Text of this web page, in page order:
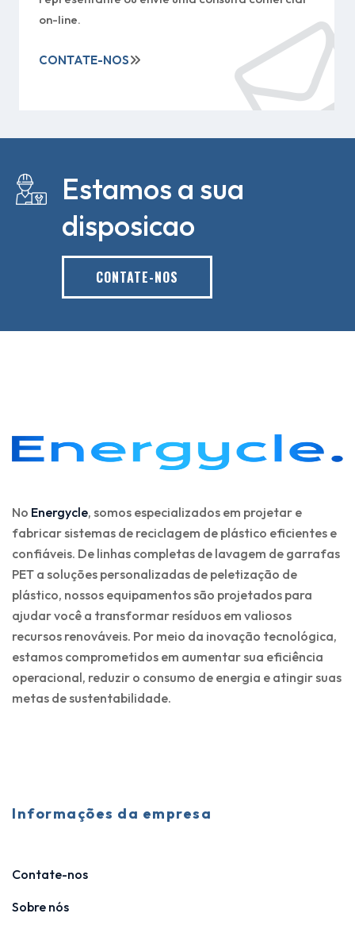
on-line.
CONTATE-NOS
Estamos a sua
disposicao
CONTATE-NOS
No Energycle, somos especializados em projetar e
fabricar sistemas de reciclagem de plástico eficientes e
confiáveis. De linhas completas de lavagem de garrafas
PET a soluções personalizadas de peletização de
plástico, nossos equipamentos são projetados para
ajudar você a transformar resíduos em valiosos
recursos renováveis. Por meio da inovação tecnológica,
estamos comprometidos em aumentar sua eficiência
operacional, reduzir o consumo de energia e atingir suas
metas de sustentabilidade.
Informações da empresa
Contate-nos
Sobre nós